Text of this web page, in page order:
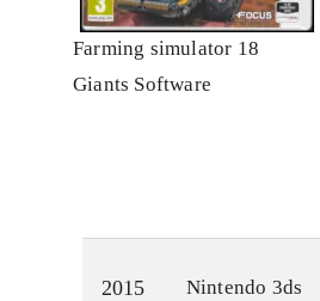
Farming simulator 18
Giants Software
2015 Nintendo 3ds